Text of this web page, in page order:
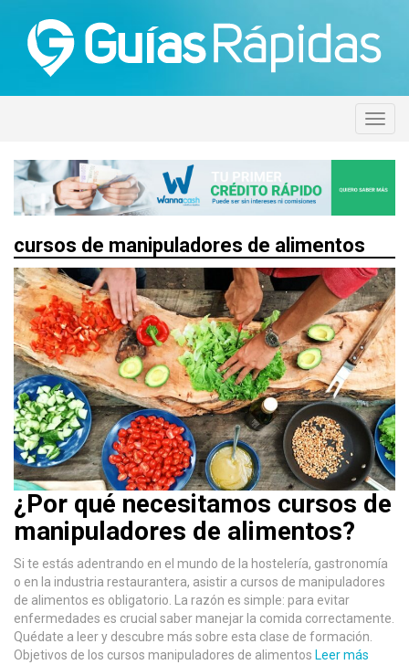
cursos de manipuladores de alimentos
¿Por qué necesitamos cursos de
manipuladores de alimentos?
Si te estás adentrando en el mundo de la hostelería, gastronomía
o en la industria restaurantera, asistir a cursos de manipuladores
de alimentos es obligatorio. La razón es simple: para evitar
enfermedades es crucial saber manejar la comida correctamente.
Quédate a leer y descubre más sobre esta clase de formación.
Objetivos de los cursos manipuladores de alimentos Leer más